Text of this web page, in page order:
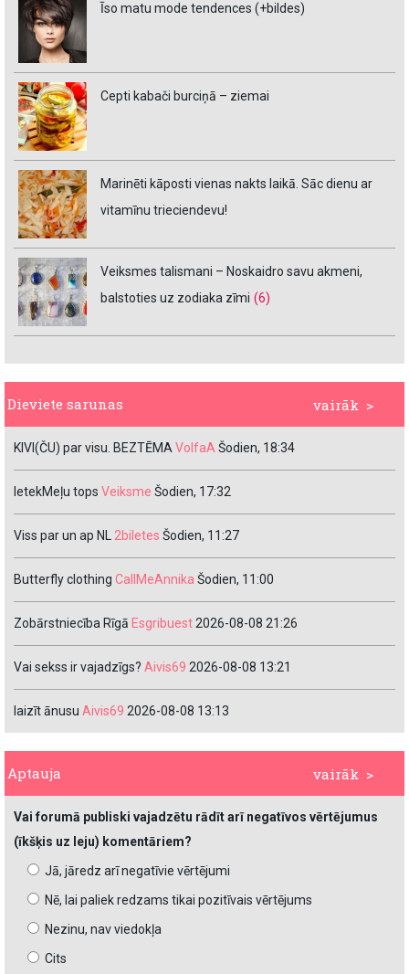
Īso matu mode tendences (+bildes)
Cepti kabači burciņā – ziemai
Marinēti kāposti vienas nakts laikā. Sāc dienu ar
vitamīnu trieciendevu!
Veiksmes talismani – Noskaidro savu akmeni,
balstoties uz zodiaka zīmi (6)
vairāk >
Dieviete sarunas
KIVI(ČU) par visu. BEZTĒMA VolfaA Šodien, 18:34
IetekMeļu tops Veiksme Šodien, 17:32
Viss par un ap NL 2biletes Šodien, 11:27
Butterfly clothing CallMeAnnika Šodien, 11:00
Zobārstniecība Rīgā Esgribuest 2026-08-08 21:26
Vai sekss ir vajadzīgs? Aivis69 2026-08-08 13:21
laizīt ānusu Aivis69 2026-08-08 13:13
vairāk >
Aptauja
Vai forumā publiski vajadzētu rādīt arī negatīvos vērtējumus
(īkšķis uz leju) komentāriem?
Jā, jāredz arī negatīvie vērtējumi
Nē, lai paliek redzams tikai pozitīvais vērtējums
Nezinu, nav viedokļa
Cits